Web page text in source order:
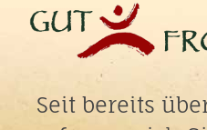
Seit bereits